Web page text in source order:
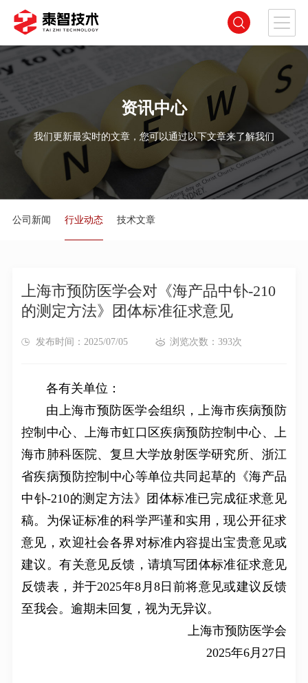
资讯中心
我们更新最实时的文章，您可以通过以下文章来了解我们
公司新闻 行业动态 技术文章
上海市预防医学会对《海产品中钋-210
的测定方法》团体标准征求意见
发布时间：2025/07/05 浏览次数：393次
各有关单位：
由上海市预防医学会组织，上海市疾病预防
控制中心、上海市虹口区疾病预防控制中心、上
海市肺科医院、复旦大学放射医学研究所、浙江
省疾病预防控制中心等单位共同起草的《海产品
中钋-210的测定方法》团体标准已完成征求意见
稿。为保证标准的科学严谨和实用，现公开征求
意见，欢迎社会各界对标准内容提出宝贵意见或
建议。有关意见反馈，请填写团体标准征求意见
反馈表，并于2025年8月8日前将意见或建议反馈
至我会。逾期未回复，视为无异议。
上海市预防医学会
2025年6月27日